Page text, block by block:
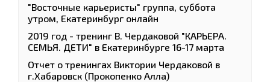
"Восточные карьеристы" группа, суббота
утром, Екатеринбург онлайн
2019 год - тренинг В. Чердаковой "КАРЬЕРА.
СЕМЬЯ. ДЕТИ" в Екатеринбурге 16-17 марта
Отчет о тренингах Виктории Чердаковой в
г.Хабаровск (Прокопенко Алла)